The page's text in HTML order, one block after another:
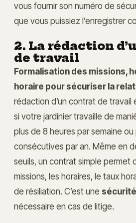
vous fournir son numéro de
que vous puissiez l’enregistrer
2. La rédaction
de travail
Formalisation des missions,
horaire pour sécuriser la
rédaction d’un contrat de
si votre jardinier travaille de
plus de 8 heures par semaine
consécutives par an. Même en
seuils, un contrat simple permet
missions, les horaires, le taux
de résiliation. C’est une
nécessaire en cas de litige.